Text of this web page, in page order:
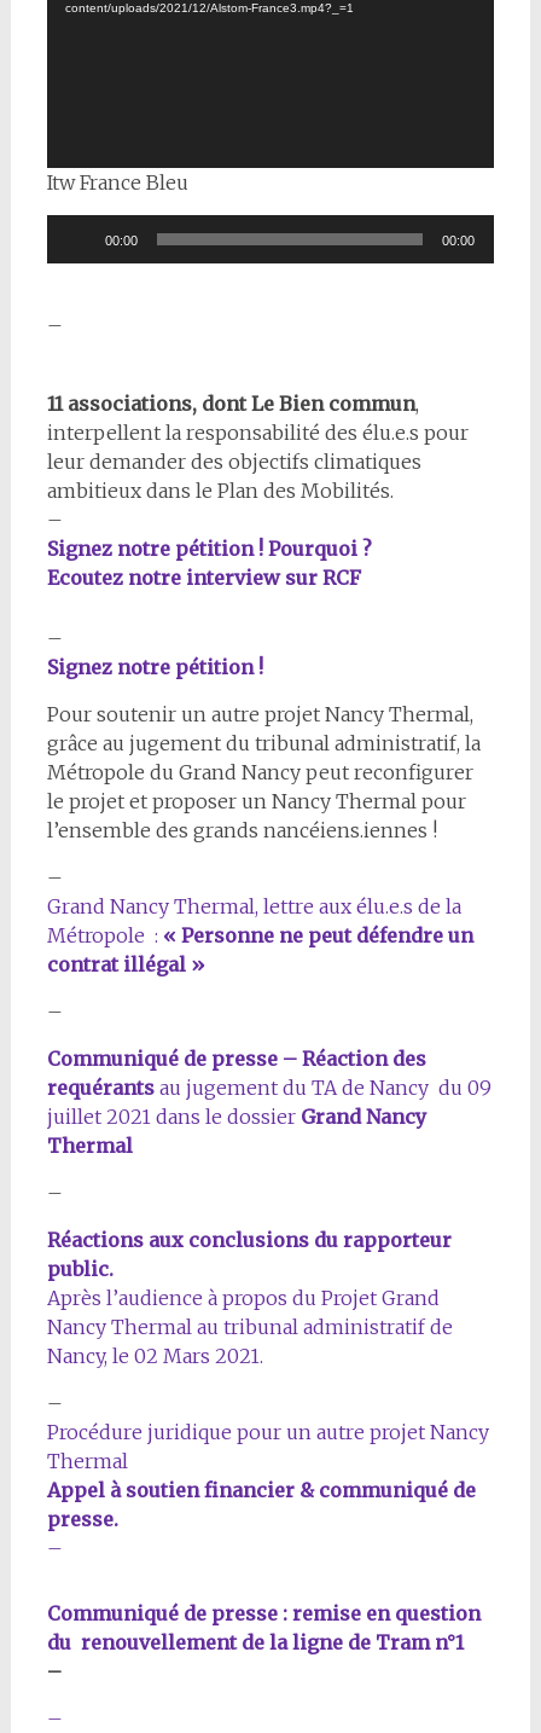
content/uploads/2021/12/Alstom-France3.mp4?_=1
Itw France Bleu
audio
00:00 00:00
–
11 associations, dont Le Bien commun,
interpellent la responsabilité des élu.e.s pour
leur demander des objectifs climatiques
ambitieux dans le Plan des Mobilités.
–
Signez notre pétition ! Pourquoi ?
Ecoutez notre interview sur RCF
–
Signez notre pétition !
Pour soutenir un autre projet Nancy Thermal,
grâce au jugement du tribunal administratif, la
Métropole du Grand Nancy peut reconfigurer
le projet et proposer un Nancy Thermal pour
l’ensemble des grands nancéiens.iennes !
–
Grand Nancy Thermal, lettre aux élu.e.s de la
Métropole : « Personne ne peut défendre un
contrat illégal »
–
Communiqué de presse – Réaction des
requérantsau jugement du TA de Nancy du 09
juillet 2021 dans le dossier Grand Nancy
Thermal
–
Réactions aux conclusions du rapporteur
public.
Après l’audience à propos du Projet Grand
Nancy Thermal au tribunal administratif de
Nancy, le 02 Mars 2021.
–
Procédure juridique pour un autre projet Nancy
Thermal
Appel à soutien financier & communiqué de
presse.
–
Communiqué de presse : remise en question
du renouvellement de la ligne de Tram n°1
–
–